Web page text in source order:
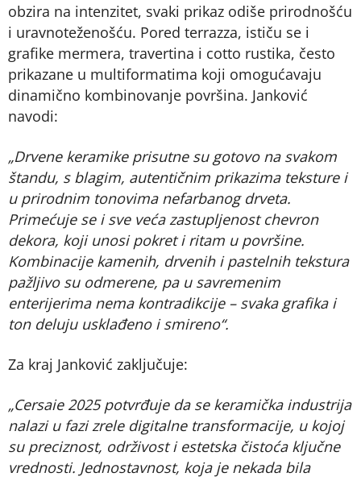
obzira na intenzitet, svaki prikaz odiše prirodnošću
i uravnoteženošću. Pored terrazza, ističu se i
grafike mermera, travertina i cotto rustika, često
prikazane u multiformatima koji omogućavaju
dinamično kombinovanje površina. Janković
navodi:
„Drvene keramike prisutne su gotovo na svakom
štandu, s blagim, autentičnim prikazima teksture i
u prirodnim tonovima nefarbanog drveta.
Primećuje se i sve veća zastupljenost chevron
dekora, koji unosi pokret i ritam u površine.
Kombinacije kamenih, drvenih i pastelnih tekstura
pažljivo su odmerene, pa u savremenim
enterijerima nema kontradikcije – svaka grafika i
ton deluju usklađeno i smireno“.
Za kraj Janković zaključuje:
„Cersaie 2025 potvrđuje da se keramička industrija
nalazi u fazi zrele digitalne transformacije, u kojoj
su preciznost, održivost i estetska čistoća ključne
vrednosti. Jednostavnost, koja je nekada bila